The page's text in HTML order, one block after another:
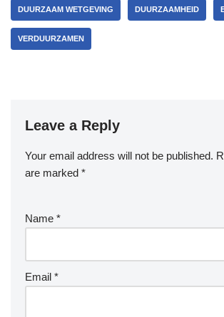
DUURZAAM WETGEVING DUURZAAMHEID
VERDUURZAMEN
Leave a Reply
Your email address will not be published.
are marked *
Name *
Email *